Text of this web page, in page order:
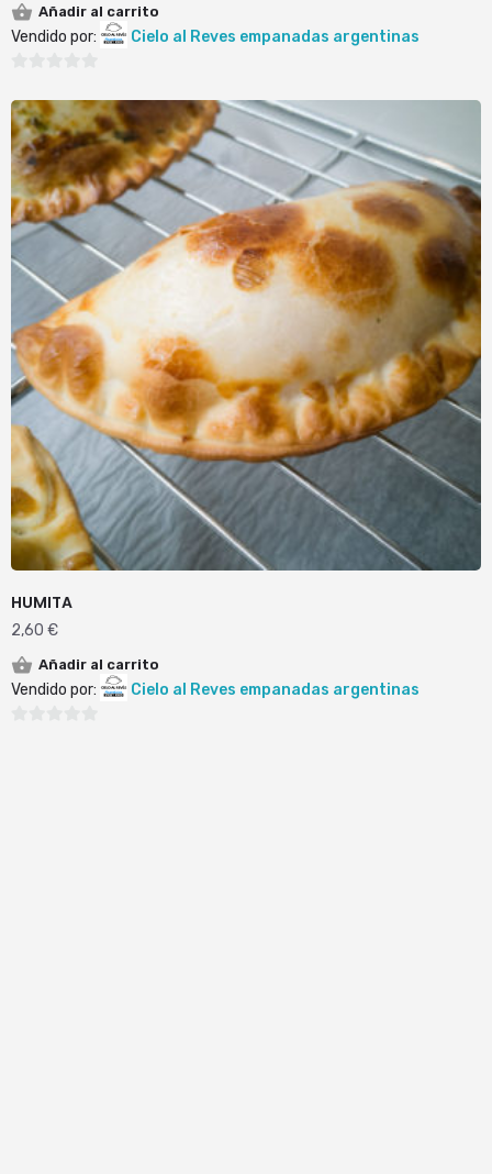
Añadir al carrito
Vendido por: Cielo al Reves empanadas argentinas
de
5
HUMITA
2,60 €
Añadir al carrito
Vendido por: Cielo al Reves empanadas argentinas